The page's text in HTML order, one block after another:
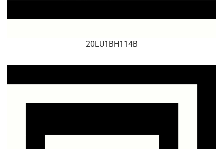
20LU1BH114B